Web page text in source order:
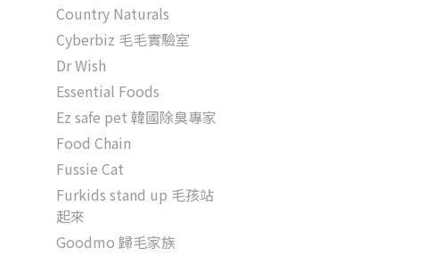
Country Naturals
Cyberbiz 毛毛實驗室
Dr Wish
Essential Foods
Ez safe pet 韓國除臭專家
Food Chain
Fussie Cat
Furkids stand up 毛孩站
起來
Goodmo 歸毛家族